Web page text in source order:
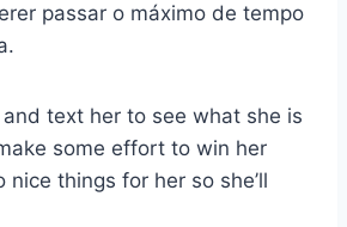
passar o máximo de tempo
text her to see what she is
some effort to win her
nice things for her so she’ll